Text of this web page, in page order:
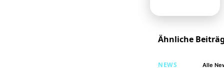
Ähnliche
NEWS Alle